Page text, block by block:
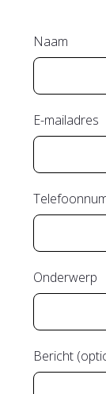
Naam
E-mailadres
Onderwerp
Bericht